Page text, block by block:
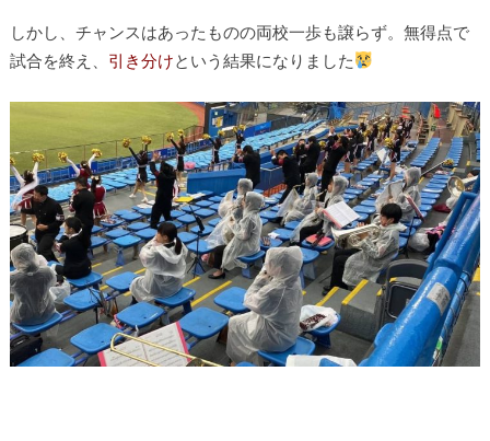
しかし、チャンスはあったものの両校一歩も譲らず。無得点で
試合を終え、 引き分けという結果になりました